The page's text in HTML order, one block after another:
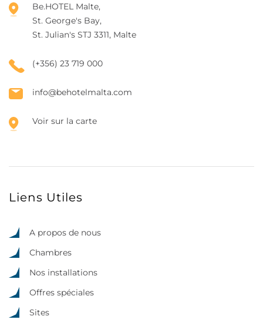
Be.HOTEL Malte,
St. George's Bay,
St. Julian's STJ 3311, Malte
(+356) 23 719 000
info@behotelmalta.com
Voir sur la carte
Liens Utiles
A propos de nous
Chambres
Nos installations
Offres spéciales
Sites